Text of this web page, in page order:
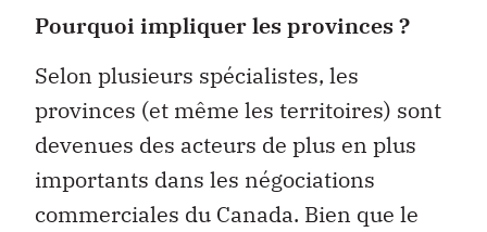
Pourquoi impliquer les provinces ?
Selon plusieurs spécialistes, les
provinces (et même les territoires) sont
devenues des acteurs de plus en plus
importants dans les négociations
commerciales du Canada. Bien que le